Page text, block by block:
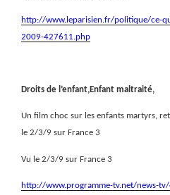
http://www.leparisien.fr/politique/ce-
2009-427611.php
Droits de l’enfant,Enfant maltraité,
Un film choc sur les enfants martyrs,
le 2/3/9 sur France 3
Vu le 2/3/9 sur France 3
http://www.programme-tv.net/news-